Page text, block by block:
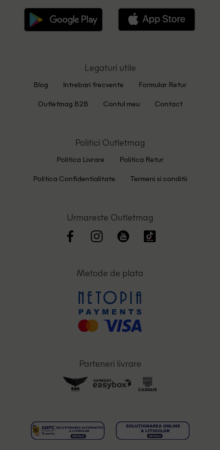
Legaturi utile
Blog Intrebari frecvente Formular Retur
Outletmag B2B Contul meu Contact
Politici Outletmag
Politica Livrare Politica Retur
Politica Confidentialitate Termeni si conditii
Urmareste Outletmag
Metode de plata
Parteneri livrare